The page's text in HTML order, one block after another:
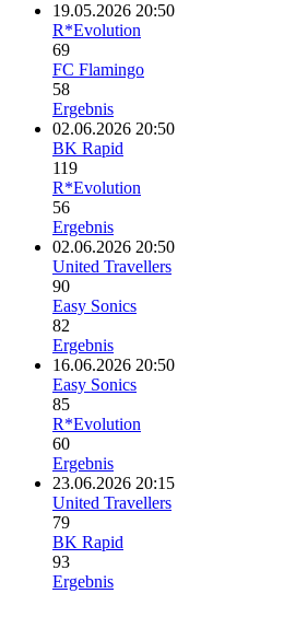
19.05.2026 20:50
R*Evolution
69
FC Flamingo
58
Ergebnis
02.06.2026 20:50
BK Rapid
119
R*Evolution
56
Ergebnis
02.06.2026 20:50
United Travellers
90
Easy Sonics
82
Ergebnis
16.06.2026 20:50
Easy Sonics
85
R*Evolution
60
Ergebnis
23.06.2026 20:15
United Travellers
79
BK Rapid
93
Ergebnis